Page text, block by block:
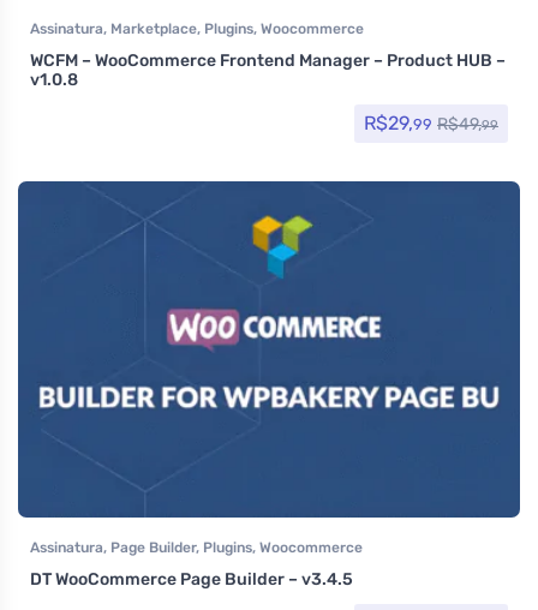
Assinatura, Marketplace, Plugins, Woocommerce
WCFM – WooCommerce Frontend Manager – Product HUB –
v1.0.8
R$29,99 R$49,99
Assinatura, Page Builder, Plugins, Woocommerce
DT WooCommerce Page Builder – v3.4.5